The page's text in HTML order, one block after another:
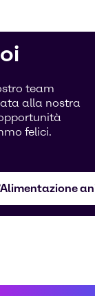
team
alla nostra
felici.